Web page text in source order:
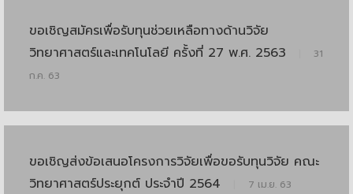
ขอเชิญสมัครเพื่อรับทุนช่วยเหลือทางด้านวิจัย
วิทยาศาสตร์และเทคโนโลยี ครั้งที่ 27 พ.ศ. 2563
31
ก.ค. 63
ขอเชิญส่งข้อเสนอโครงการวิจัยเพื่อขอรับทุนวิจัย คณะ
วิทยาศาสตร์ประยุกต์ ประจำปี 2564
7 เม.ย. 63